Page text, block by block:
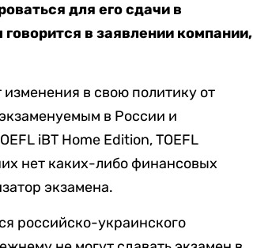
для его сдачи в
в заявлении компании,
в свою политику от
в России и
iBT Home Edition, TOEFL
нет каких-либо финансовых
экзамена.
российско-украинского